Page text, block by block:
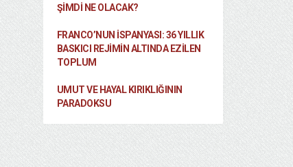
ŞİMDİ NE OLACAK?
FRANCO’NUN İSPANYASI: 36 YILLIK
BASKICI REJIMIN ALTINDA EZILEN
TOPLUM
UMUT VE HAYAL KIRIKLIĞININ
PARADOKSU